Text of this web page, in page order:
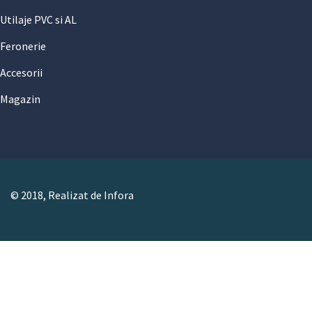
Utilaje PVC si AL
Feronerie
Accesorii
Magazin
© 2018, Realizat de Infora